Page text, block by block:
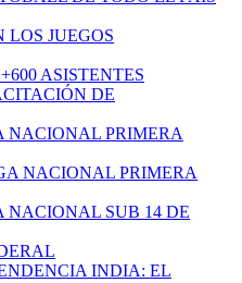
JUEGOS
ASISTENTES
DE
NACIONAL PRIMERA
NACIONAL PRIMERA
NACIONAL SUB 14 DE
INDIA: EL